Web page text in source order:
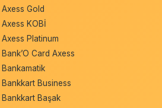
Axess Gold
Axess KOBİ
Axess Platinum
Bank’O Card Axess
Bankamatik
Bankkart Business
Bankkart Başak